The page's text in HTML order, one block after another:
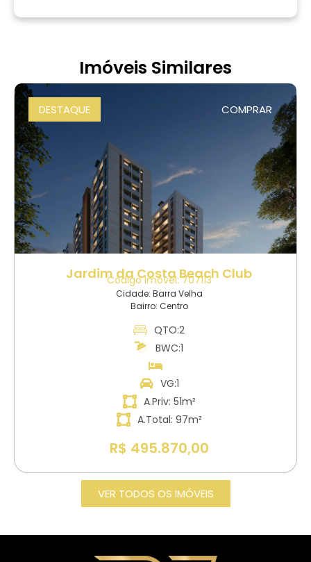
Imóveis Similares
DESTAQUE COMPRAR
Jardim da Costa Beach Club
Código Imóvel: 707113
Cidade: Barra Velha
Bairro: Centro
QTO:2
BWC:1
VG:1
A.Priv: 51m²
A.Total: 97m²
R$ 495.870,00
VER TODOS OS IMÓVEIS